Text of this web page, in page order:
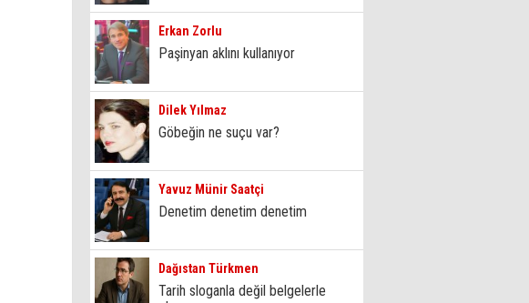
Erkan Zorlu
Paşinyan aklını kullanıyor
Dilek Yılmaz
Göbeğin ne suçu var?
Yavuz Münir Saatçi
Denetim denetim denetim
Dağıstan Türkmen
Tarih sloganla değil belgelerle